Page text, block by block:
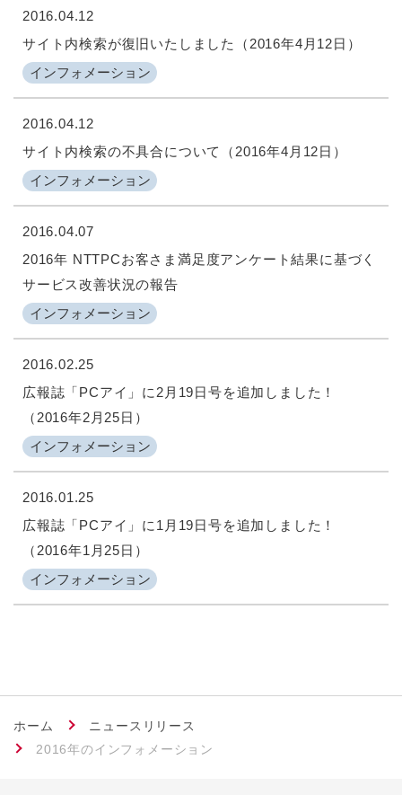
2016.04.12
インフォメーション
サイト内検索が復旧いたしました（2016年4月12日）
2016.04.12
インフォメーション
サイト内検索の不具合について（2016年4月12日）
2016.04.07
インフォメーション
2016年 NTTPCお客さま満足度アンケート結果に基づく
サービス改善状況の報告
2016.02.25
インフォメーション
広報誌「PCアイ」に2月19日号を追加しました！
（2016年2月25日）
2016.01.25
インフォメーション
広報誌「PCアイ」に1月19日号を追加しました！
（2016年1月25日）
ホーム
ニュースリリース
2016年のインフォメーション